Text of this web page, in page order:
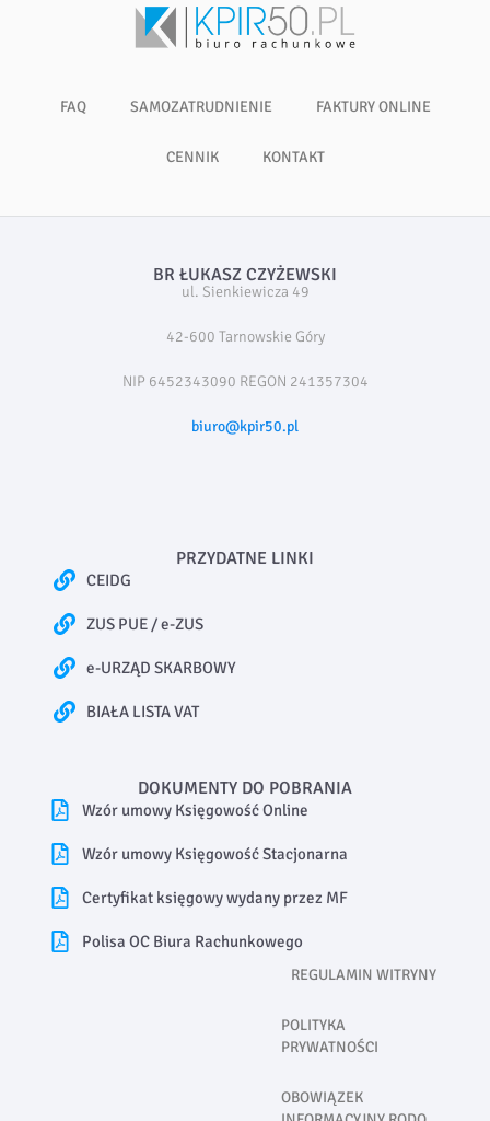
FAQ SAMOZATRUDNIENIE FAKTURY ONLINE
CENNIK KONTAKT
BR ŁUKASZ CZYŻEWSKI
ul. Sienkiewicza 49
42-600 Tarnowskie Góry
NIP 6452343090 REGON 241357304
biuro@kpir50.pl
PRZYDATNE LINKI
CEIDG
ZUS PUE / e-ZUS
e-URZĄD SKARBOWY
BIAŁA LISTA VAT
DOKUMENTY DO POBRANIA
Wzór umowy Księgowość Online
Wzór umowy Księgowość Stacjonarna
Certyfikat księgowy wydany przez MF
Polisa OC Biura Rachunkowego
REGULAMIN WITRYNY
POLITYKA
PRYWATNOŚCI
OBOWIĄZEK